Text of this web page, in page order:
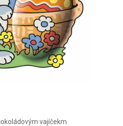
vajíčekm